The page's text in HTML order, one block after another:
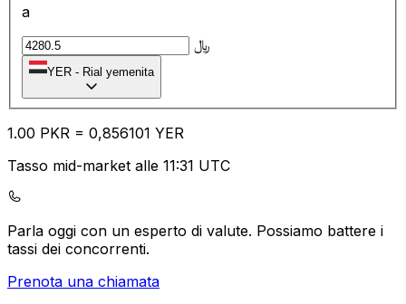
a
﷼
YER - Rial yemenita
1.00 PKR = 0,856101 YER
Tasso mid-market alle 11:31 UTC
Parla oggi con un esperto di valute. Possiamo battere i
tassi dei concorrenti.
Prenota una chiamata